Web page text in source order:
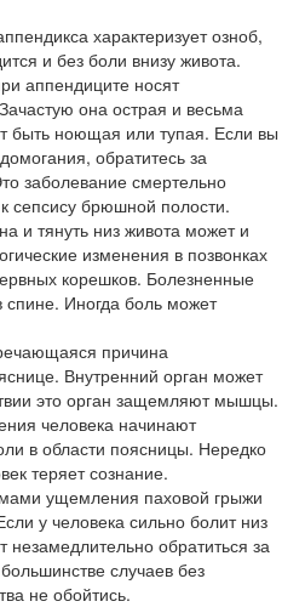
характеризует озноб,
и без боли внизу живота.
аппендиците носят
она острая и весьма
быть ноющая или тупая. Если вы
обратитесь за
заболевание смертельно
сепсису брюшной полости.
и тянуть низ живота может и
изменения в позвонках
корешков. Болезненные
Иногда боль может
причина
Внутренний орган может
это орган защемляют мышцы.
человека начинают
в области поясницы. Нередко
теряет сознание.
ущемления паховой грыжи
у человека сильно болит низ
незамедлительно обратиться за
случаев без
не обойтись.